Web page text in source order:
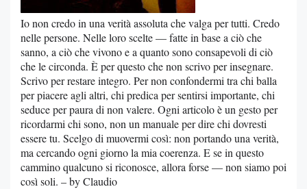
Io non credo in una verità assoluta che valga per tutti. Credo
nelle persone. Nelle loro scelte — fatte in base a ciò che
sanno, a ciò che vivono e a quanto sono consapevoli di ciò
che le circonda. È per questo che non scrivo per insegnare.
Scrivo per restare integro. Per non confondermi tra chi balla
per piacere agli altri, chi predica per sentirsi importante, chi
seduce per paura di non valere. Ogni articolo è un gesto per
ricordarmi chi sono, non un manuale per dire chi dovresti
essere tu. Scelgo di muovermi così: non portando una verità,
ma cercando ogni giorno la mia coerenza. E se in questo
cammino qualcuno si riconosce, allora forse — non siamo poi
così soli. – by Claudio